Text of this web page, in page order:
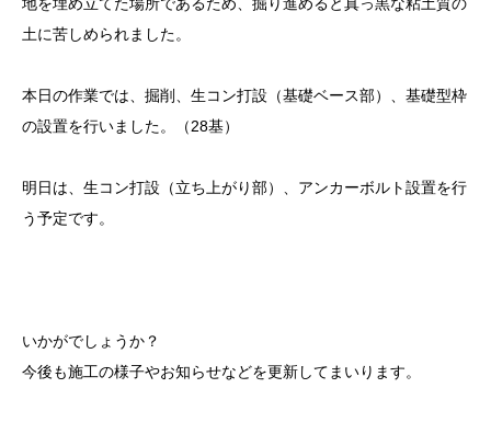
土に苦しめられました。
本日の作業では、掘削、生コン打設（基礎ベース部）、基礎型枠
の設置を行いました。（28基）
明日は、生コン打設（立ち上がり部）、アンカーボルト設置を行
う予定です。
いかがでしょうか？
今後も施工の様子やお知らせなどを更新してまいります。